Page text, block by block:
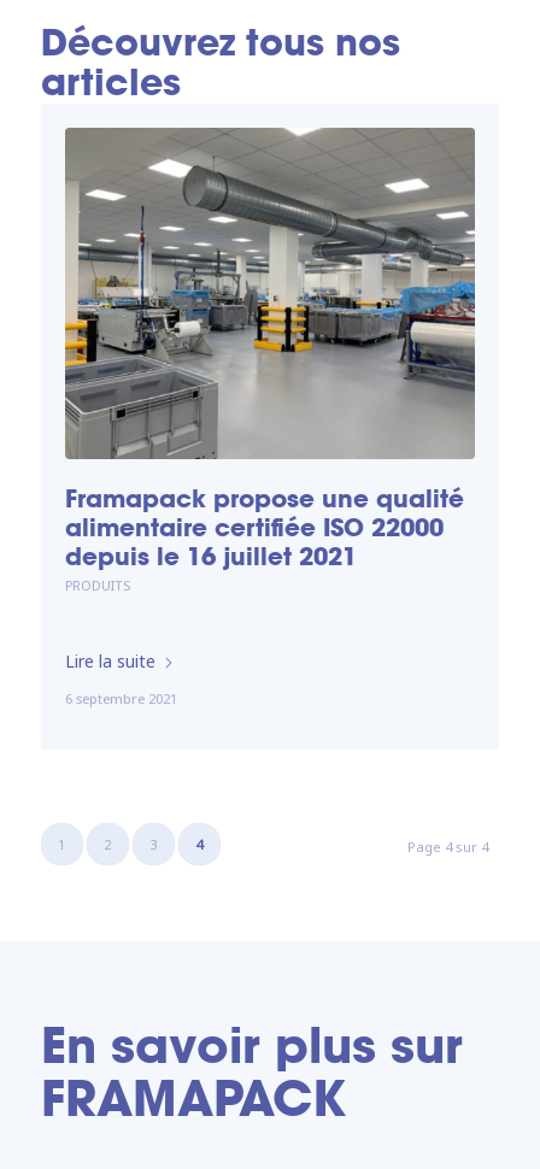
Découvrez tous nos
articles
Framapack propose une qualité
alimentaire certifiée ISO 22000
depuis le 16 juillet 2021
PRODUITS
Lire la suite
6 septembre 2021
Page 4 sur 4
1 2 3 4
En savoir plus sur
FRAMAPACK